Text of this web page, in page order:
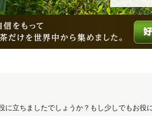
に立ちましたでしょうか？もし少しでもお役